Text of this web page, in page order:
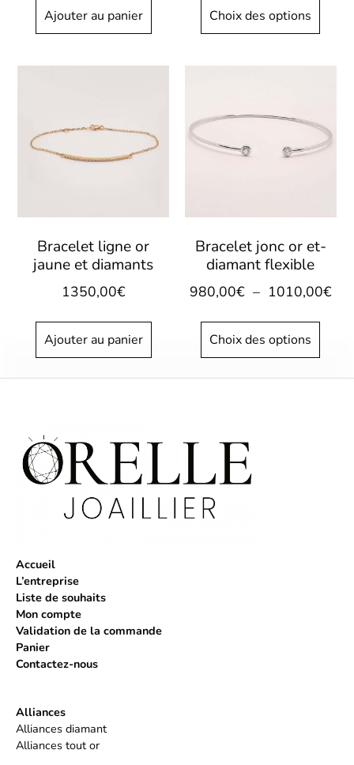
Ajouter au panier Choix des options
Bracelet ligne or
jaune et diamants
1350,00€
Ajouter au panier
Bracelet jonc or et-
diamant flexible
980,00€ – 1010,00€
Choix des options
Accueil
L’entreprise
Liste de souhaits
Mon compte
Validation de la commande
Panier
Contactez-nous
Alliances
Alliances diamant
Alliances tout or